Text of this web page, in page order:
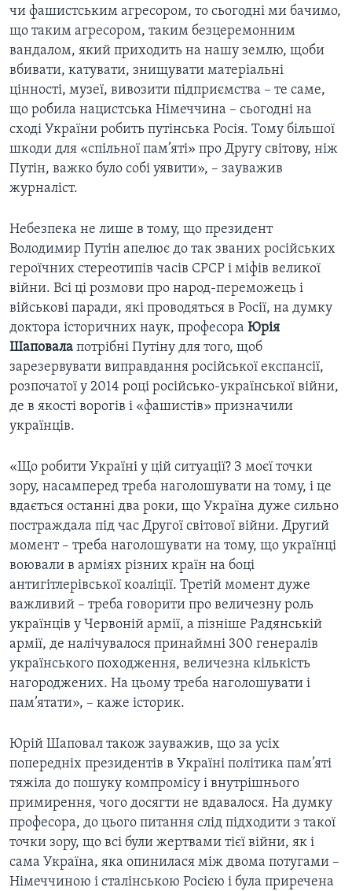
чи фашистським агресором, то сьогодні ми бачимо,
що таким агресором, таким безцеремонним
вандалом, який приходить на нашу землю, щоби
вбивати, катувати, знищувати матеріальні
цінності, музеї, вивозити підприємства – те саме,
що робила нацистська Німеччина – сьогодні на
сході України робить путінська Росія. Тому більшої
шкоди для «спільної пам’яті» про Другу світову, ніж
Путін, важко було собі уявити», – зауважив
журналіст.
Небезпека не лише в тому, що президент
Володимир Путін апелює до так званих російських
героїчних стереотипів часів СРСР і міфів великої
війни. Всі ці розмови про народ-переможець і
військові паради, які проводяться в Росії, на думку
доктора історичних наук, професора Юрія
Шаповала потрібні Путіну для того, щоб
зарезервувати виправдання російської експансії,
розпочатої у 2014 році російсько-української війни,
де в якості ворогів і «фашистів» призначили
українців.
«Що робити Україні у цій ситуації? З моєї точки
зору, насамперед треба наголошувати на тому, і це
вдається останні два роки, що Україна дуже сильно
постраждала під час Другої світової війни. Другий
момент – треба наголошувати на тому, що українці
воювали в арміях різних країн на боці
антигітлерівської коаліції. Третій момент дуже
важливий – треба говорити про величезну роль
українців у Червоній армії, а пізніше Радянській
армії, де налічувалося принаймні 300 генералів
українського походження, величезна кількість
нагороджених. На цьому треба наголошувати і
пам’ятати», – каже історик.
Юрій Шаповал також зауважив, що за усіх
попередніх президентів в Україні політика пам’яті
тяжіла до пошуку компромісу і внутрішнього
примирення, чого досягти не вдавалося. На думку
професора, до цього питання слід підходити з такої
точки зору, що всі були жертвами тієї війни, як і
сама Україна, яка опинилася між двома потугами –
Німеччиною і сталінською Росією і була приречена